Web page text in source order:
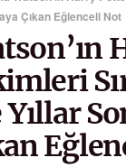
Çıkan Eğlenceli Not
Yıllar